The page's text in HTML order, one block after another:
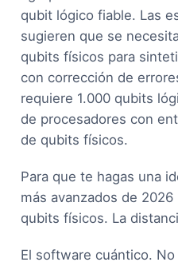
qubit lógico fiable. Las
sugieren que se
qubits físicos para
con corrección de
requiere 1.000 qubits
de procesadores con
de qubits físicos.
Para que te hagas una
más avanzados de 2026
qubits físicos. La
El software cuántico.